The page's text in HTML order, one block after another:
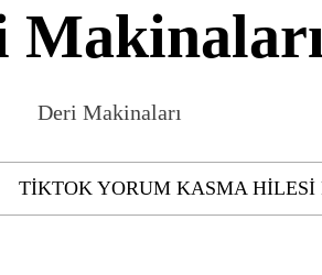
Deri Makinaları
TIKTOK YORUM KASMA HILESI